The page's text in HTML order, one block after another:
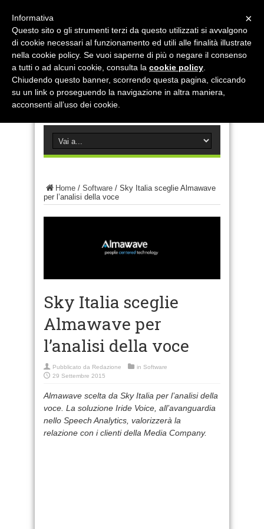
Home / Software / Sky Italia sceglie Almawave
per l’analisi della voce
Sky Italia sceglie
Almawave per
l’analisi della voce
Pubblicato da Redazione in Software
29 Settembre 2015
Almawave scelta da Sky Italia per l’analisi della
voce. La soluzione Iride Voice, all’avanguardia
nello Speech Analytics, valorizzerà la
relazione con i clienti della Media Company.
×
Informativa
Questo sito o gli strumenti terzi da questo utilizzati si avvalgono
di cookie necessari al funzionamento ed utili alle finalità illustrate
nella cookie policy. Se vuoi saperne di più o negare il consenso
a tutti o ad alcuni cookie, consulta la cookie policy
Chiudendo questo banner, scorrendo questa pagina, cliccando
su un link o proseguendo la navigazione in altra maniera,
acconsenti all’uso dei cookie.